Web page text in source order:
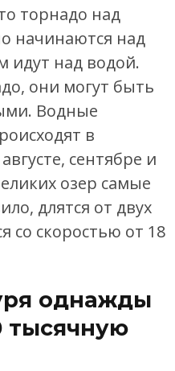
торнадо над
начинаются над
идут над водой.
они могут быть
Водные
в
сентябре и
озер самые
длятся от двух
со скоростью от 18
однажды
тысячную